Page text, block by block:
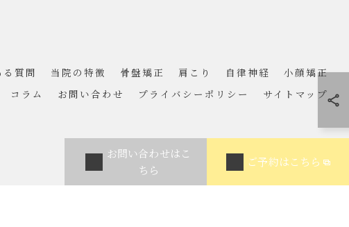
お問い合わせはこ
ちら
ご予約はこちら
る質問 当院の特徴 骨盤矯正 肩こり 自律神経
小顔矯正
コラム お問い合わせ プライバシーポリシー サイトマップ